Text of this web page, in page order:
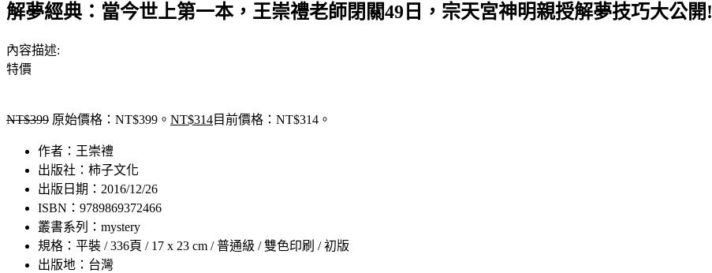
解夢經典：當今世上第一本，王崇禮老師閉關49日，宗天宮神明親授解夢技巧大公開!
內容描述:
特價
NT$399 原始價格：NT$399。 NT$314目前價格：NT$314。
作者：王崇禮
出版社：柿子文化
出版日期：2016/12/26
ISBN：9789869372466
叢書系列：mystery
規格：平裝 / 336頁 / 17 x 23 cm / 普通級 / 雙色印刷 / 初版
出版地：台灣